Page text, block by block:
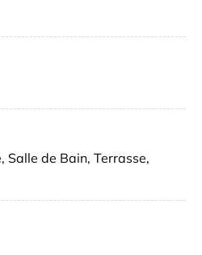
Salle de Bain, Terrasse,